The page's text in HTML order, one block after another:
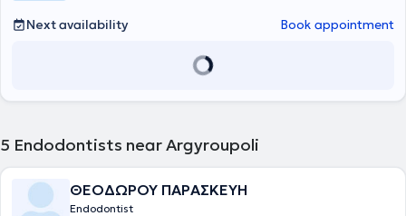
Next availability Book appointment
5 Endodontists near Argyroupoli
ΘΕΟΔΩΡΟΥ ΠΑΡΑΣΚΕΥΗ
Endodontist